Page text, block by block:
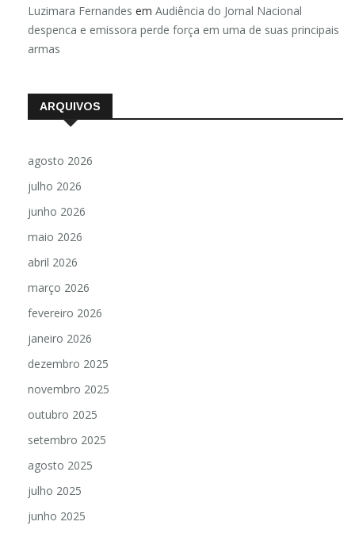
Luzimara Fernandes em Audiência do Jornal Nacional
despenca e emissora perde força em uma de suas principais
armas
ARQUIVOS
agosto 2026
julho 2026
junho 2026
maio 2026
abril 2026
março 2026
fevereiro 2026
janeiro 2026
dezembro 2025
novembro 2025
outubro 2025
setembro 2025
agosto 2025
julho 2025
junho 2025